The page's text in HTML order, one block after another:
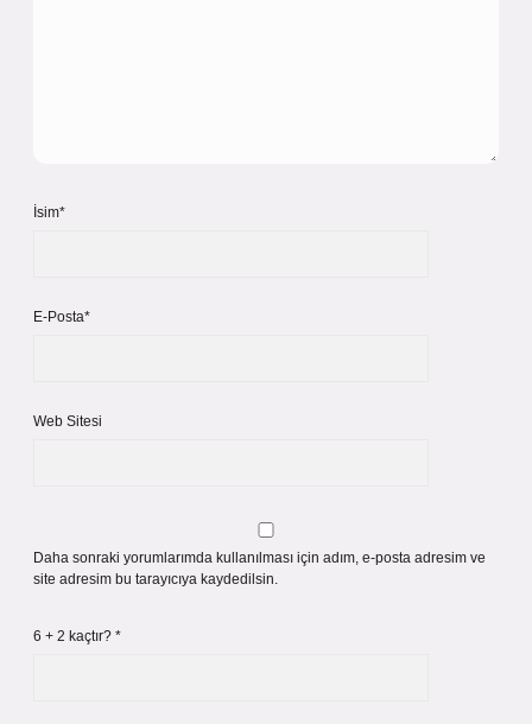
İsim*
E-Posta*
Web Sitesi
Daha sonraki yorumlarımda kullanılması için adım, e-posta adresim ve
site adresim bu tarayıcıya kaydedilsin.
6 + 2 kaçtır? *